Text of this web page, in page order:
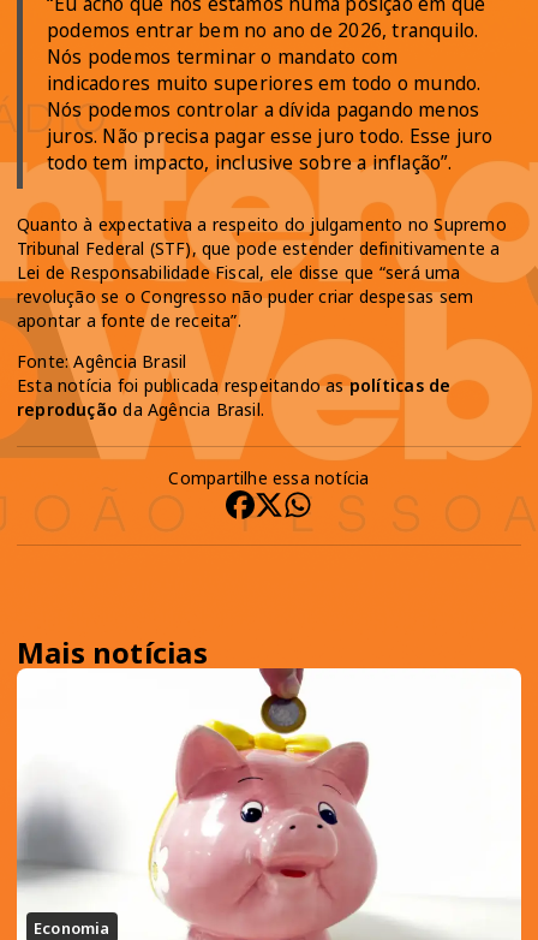
podemos entrar bem no ano de 2026, tranquilo.
Nós podemos terminar o mandato com
indicadores muito superiores em todo o mundo.
Nós podemos controlar a dívida pagando menos
juros. Não precisa pagar esse juro todo. Esse juro
todo tem impacto, inclusive sobre a inflação”.
Quanto à expectativa a respeito do julgamento no Supremo
Tribunal Federal (STF), que pode estender definitivamente a
Lei de Responsabilidade Fiscal, ele disse que “será uma
revolução se o Congresso não puder criar despesas sem
apontar a fonte de receita”.
Fonte: Agência Brasil
Esta notícia foi publicada respeitando aspolíticas de
reprodução da Agência Brasil.
Compartilhe essa notícia
Mais notícias
Economia